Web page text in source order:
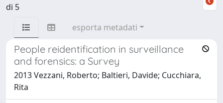
di 5
esporta metadati
People reidentification in surveillance
and forensics: a Survey
2013 Vezzani, Roberto; Baltieri, Davide; Cucchiara,
Rita